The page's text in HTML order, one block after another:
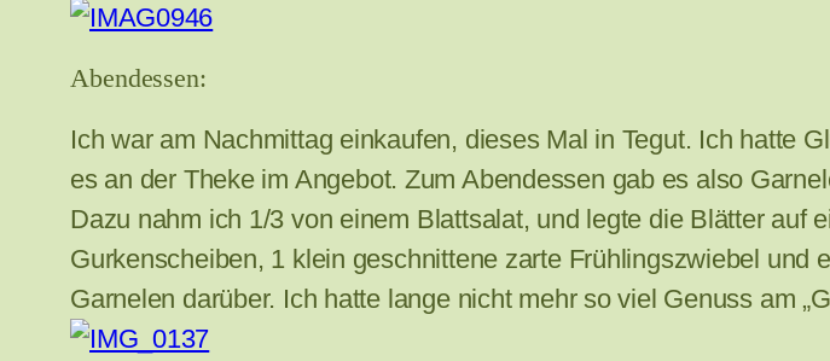
Abendessen:
Ich war am Nachmittag einkaufen, dieses Mal in Tegut. Ich hatte
es an der Theke im Angebot. Zum Abendessen gab es also
Dazu nahm ich 1/3 von einem Blattsalat, und legte die Blätter auf
Gurkenscheiben, 1 klein geschnittene zarte Frühlingszwiebel
Garnelen darüber. Ich hatte lange nicht mehr so viel Genuss am